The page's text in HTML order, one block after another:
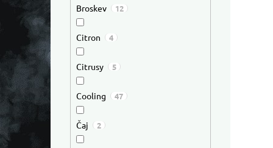
Broskev 12
Citron 4
Citrusy 5
Cooling 47
Čaj 2